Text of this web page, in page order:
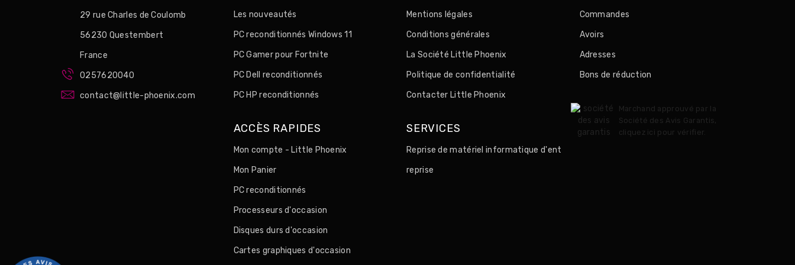
29 rue Charles de Coulomb
56230 Questembert
France
0257620040
contact@little-phoenix.com
Les nouveautés
PC reconditionnés Windows 11
PC Gamer pour Fortnite
PC Dell reconditionnés
PC HP reconditionnés
Mentions légales
Conditions générales
La Société Little Phoenix
Politique de confidentialité
Contacter Little Phoenix
ACCÈS RAPIDES
Mon compte - Little Phoenix
Mon Panier
PC reconditionnés
Processeurs d'occasion
Disques durs d'occasion
Cartes graphiques d'occasion
SERVICES
Reprise de matériel informatique d'ent
reprise
Commandes
Avoirs
Adresses
Bons de réduction
Marchand approuvé par la
Société des Avis Garantis,
cliquez ici pour vérifier